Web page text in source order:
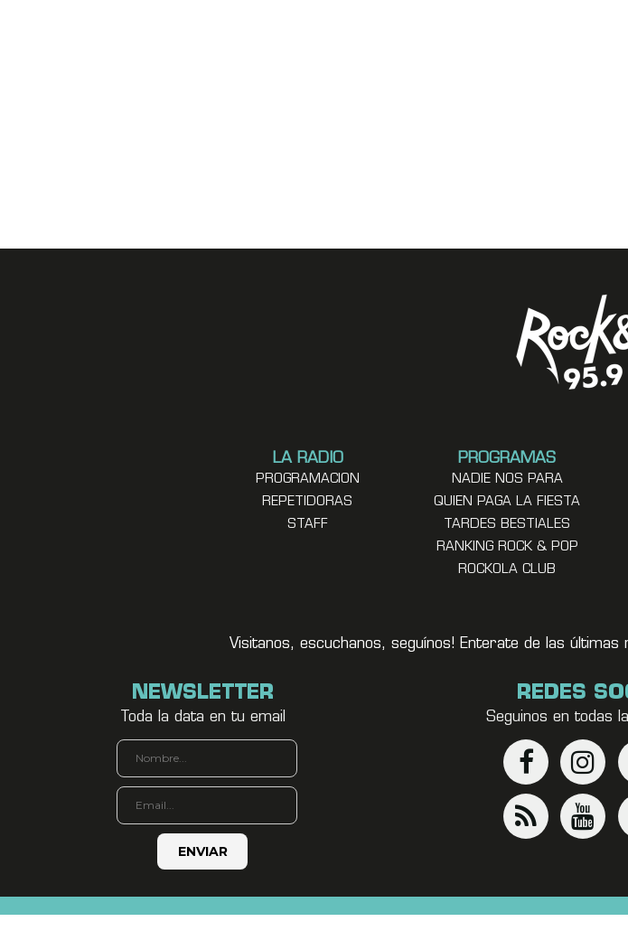
LA RADIO
PROGRAMACION
REPETIDORAS
STAFF
PROGRAMAS
NADIE NOS PARA
QUIEN PAGA LA FIESTA
TARDES BESTIALES
RANKING ROCK & POP
ROCKOLA CLUB
Visitanos, escuchanos, seguínos! Enterate de las
NEWSLETTER
Toda la data en tu email
REDES
Seguinos en todas